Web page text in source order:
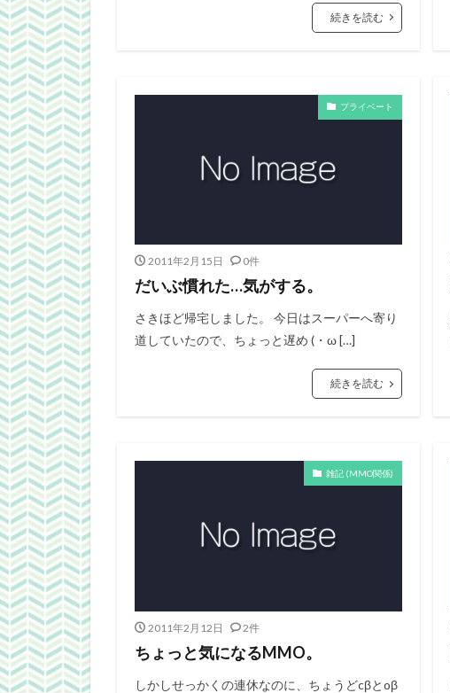
続きを読む
プライベート
2011年2月15日 0件
だいぶ慣れた…気がする。
さきほど帰宅しました。 今日はスーパーへ寄り
道していたので、ちょっと遅め (・ω […]
続きを読む
雑記 (MMO関係)
2011年2月12日 2件
ちょっと気になるMMO。
しかしせっかくの連休なのに、ちょうどcβとoβ